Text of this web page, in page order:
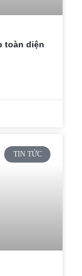
toàn diện
TIN TỨC